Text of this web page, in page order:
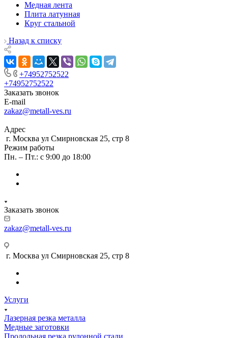
Медная лента
Плита латунная
Круг стальной
Назад к списку
+74952752522
+74952752522
Заказать звонок
E-mail
zakaz@metall-ves.ru
Адрес
г. Москва ул Смирновская 25, стр 8
Режим работы
Пн. – Пт.: с 9:00 до 18:00
Заказать звонок
zakaz@metall-ves.ru
г. Москва ул Смирновская 25, стр 8
Услуги
Лазерная резка металла
Медные заготовки